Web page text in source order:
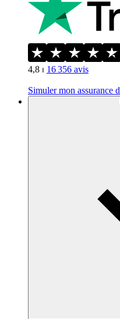
4,8 ⏐ 16 356 avis
Simuler mon assurance